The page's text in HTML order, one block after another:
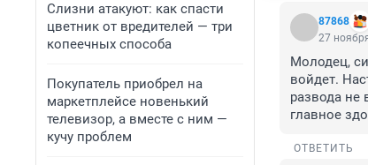
Слизни атакуют: как спасти
цветник от вредителей — три
копеечных способа
Покупатель приобрел на
маркетплейсе новенький
телевизор, а вместе с ним —
кучу проблем
87868
27
Молодец,
войдет.
развода не
главное
ОТВЕТИТЬ